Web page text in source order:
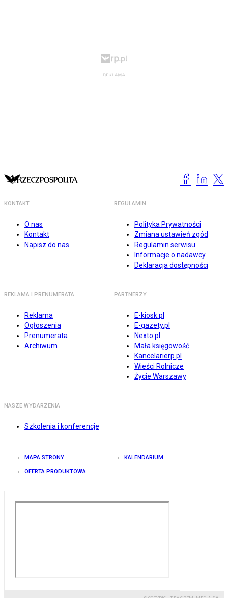
KONTAKT
O nas
Kontakt
Napisz do nas
REGULAMIN
Polityka Prywatności
Zmiana ustawień zgód
Regulamin serwisu
Informacje o nadawcy
Deklaracja dostępności
REKLAMA I PRENUMERATA
Reklama
Ogłoszenia
Prenumerata
Archiwum
PARTNERZY
E-kiosk.pl
E-gazety.pl
Nexto.pl
Mała księgowość
Kancelarierp.pl
Wieści Rolnicze
Życie Warszawy
NASZE WYDARZENIA
Szkolenia i konferencje
MAPA STRONY KALENDARIUM
OFERTA PRODUKTOWA